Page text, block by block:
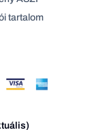
tartalom